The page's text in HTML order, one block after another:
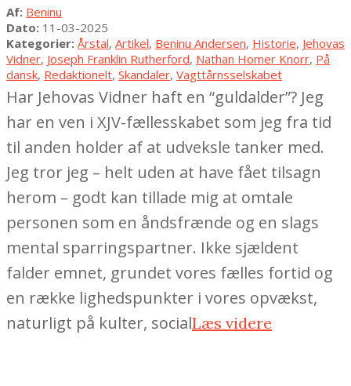
2025-
03-
11
Af: Beninu
Dato: 11-03-2025
Kategorier: Årstal, Artikel, Beninu Andersen, Historie, Jehovas
Vidner, Joseph Franklin Rutherford, Nathan Homer Knorr, På
dansk, Redaktionelt, Skandaler, Vagttårnsselskabet
Har Jehovas Vidner haft en “guldalder”? Jeg
har en ven i XJV-fællesskabet som jeg fra tid
til anden holder af at udveksle tanker med.
Jeg tror jeg – helt uden at have fået tilsagn
herom – godt kan tillade mig at omtale
personen som en åndsfrænde og en slags
mental sparringspartner. Ikke sjældent
falder emnet, grundet vores fælles fortid og
en række lighedspunkter i vores opvækst,
naturligt på kulter, socialLæs videre